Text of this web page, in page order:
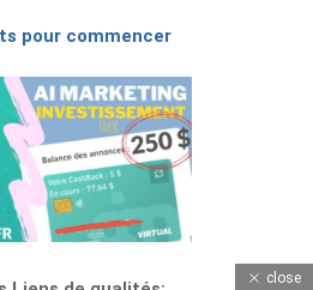
pour commencer
close